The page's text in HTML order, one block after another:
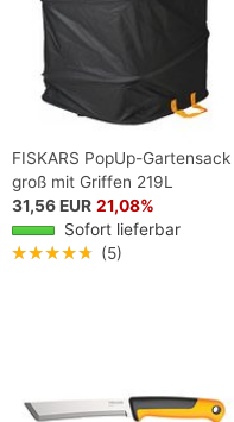
FISKARS PopUp-Gartensack
groß mit Griffen 219L
31,56 EUR 21,08%
Sofort lieferbar
★★★★★ (5)